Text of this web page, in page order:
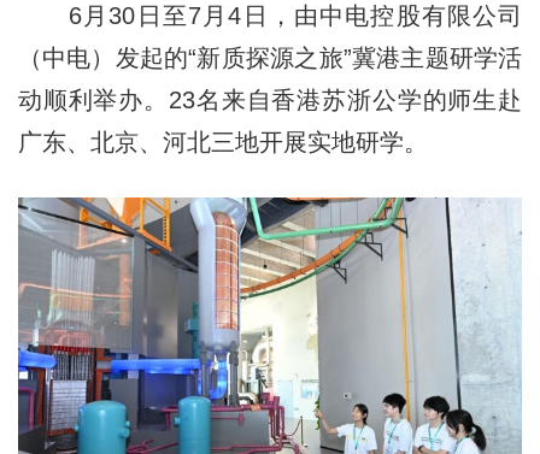
6月30日至7月4日，由中电控股有限公司
（中电）发起的“新质探源之旅”冀港主题研学活
动顺利举办。23名来自香港苏浙公学的师生赴
广东、北京、河北三地开展实地研学。